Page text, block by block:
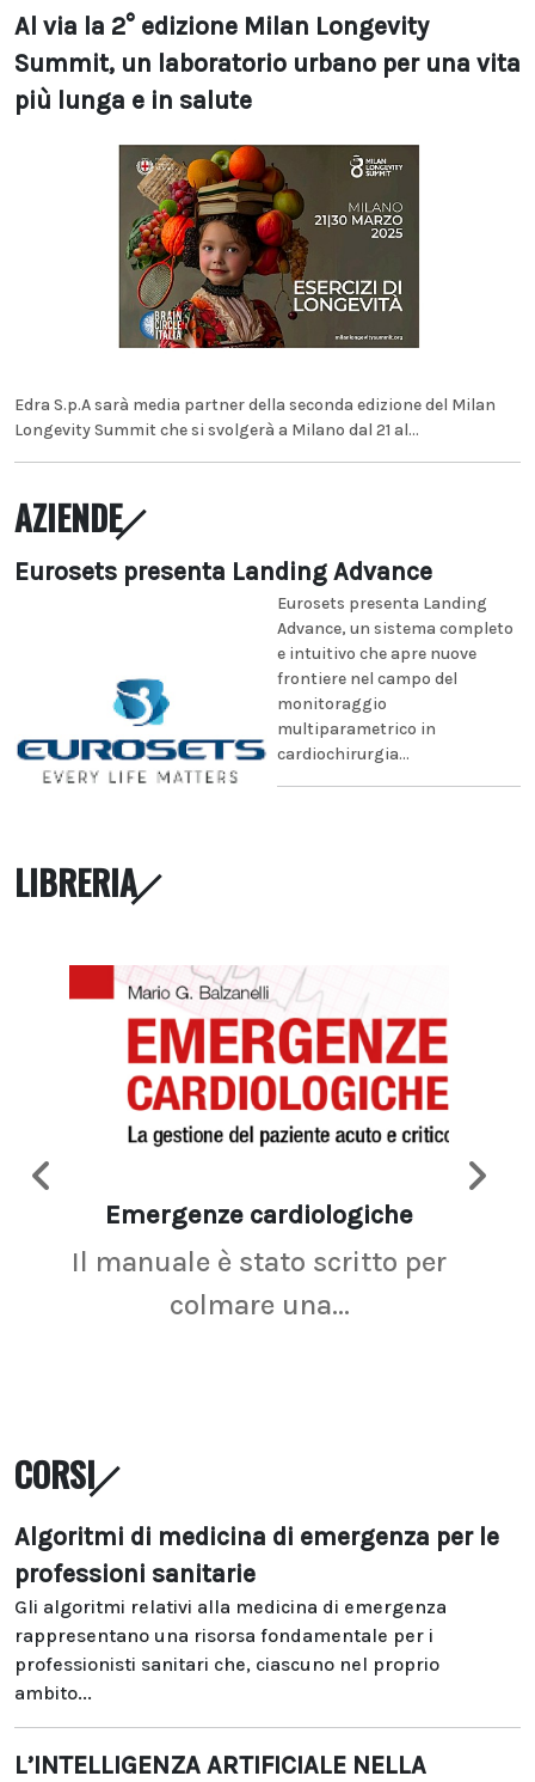
Al via la 2° edizione Milan Longevity
Summit, un laboratorio urbano per una vita
più lunga e in salute
Edra S.p.A sarà media partner della seconda edizione del Milan
Longevity Summit che si svolgerà a Milano dal 21 al...
AZIENDE
Eurosets presenta Landing Advance
Eurosets presenta Landing
Advance, un sistema completo
e intuitivo che apre nuove
frontiere nel campo del
monitoraggio
multiparametrico in
cardiochirurgia...
LIBRERIA
Emergenze cardiologiche
Il manuale è stato scritto per
colmare una...
CORSI
Algoritmi di medicina di emergenza per le
professioni sanitarie
Gli algoritmi relativi alla medicina di emergenza
rappresentano una risorsa fondamentale per i
professionisti sanitari che, ciascuno nel proprio
ambito...
L’INTELLIGENZA ARTIFICIALE NELLA